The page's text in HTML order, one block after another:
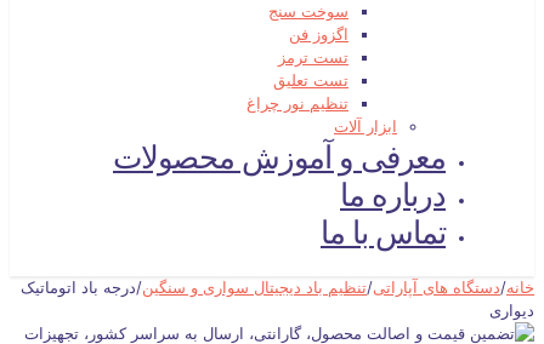
سوخت سنج
اگزوز فن
تست ترمز
تست تعلیق
تنظیم نور چراغ
ابزار آلات
معرفی و آموزش محصولات
درباره ما
تماس با ما
خانه/دستگاه های آپاراتی/تنظیم باد دیجیتال سواری و سنگین/درجه باد اتوماتیک
دیواری